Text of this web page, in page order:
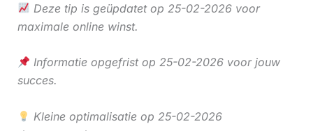
Deze tip is geüpdatet op 25-02-2026 voor
maximale online winst.
Informatie opgefrist op 25-02-2026 voor jouw
succes.
Kleine optimalisatie op 25-02-2026